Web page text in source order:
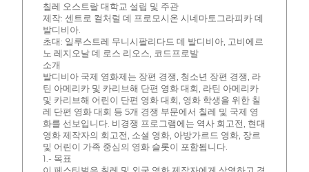
칠레 오스트랄 대학교 설립 및 주관
제작: 센트로 컬처럴 데 프로모시온 시네마토그라피카 데
발디비아.
초대: 일루스트레 무니시팔리다드 데 발디비아, 고비에르
노 레지오날 데 로스 리오스, 코드프로발
소개
발디비아 국제 영화제는 장편 경쟁, 청소년 장편 경쟁, 라
틴 아메리카 및 카리브해 단편 영화 대회, 라틴 아메리카
및 카리브해 어린이 단편 영화 대회, 영화 학생을 위한 칠
레 단편 영화 대회 등 5개 경쟁 부문에서 칠레 및 국제 영
화를 선보입니다. 비경쟁 프로그램에는 역사 회고전, 현대
영화 제작자의 회고전, 소셜 영화, 아방가르드 영화, 장르
및 어린이 가족 중심의 영화 슬롯이 포함됩니다.
1.- 목표